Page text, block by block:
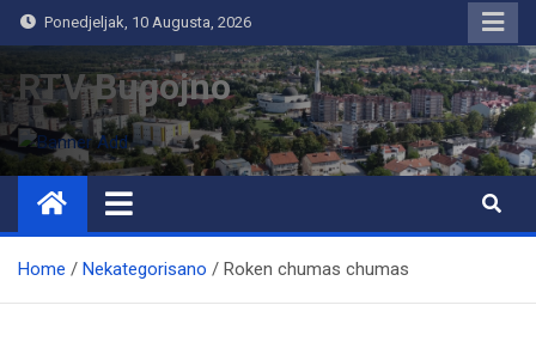
Ponedjeljak, 10 Augusta, 2026
RTV Bugojno
Home Nekategorisano Roken chumas chumas